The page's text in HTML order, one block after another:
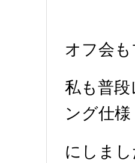
オフ会
私も普
ング仕様
にしま